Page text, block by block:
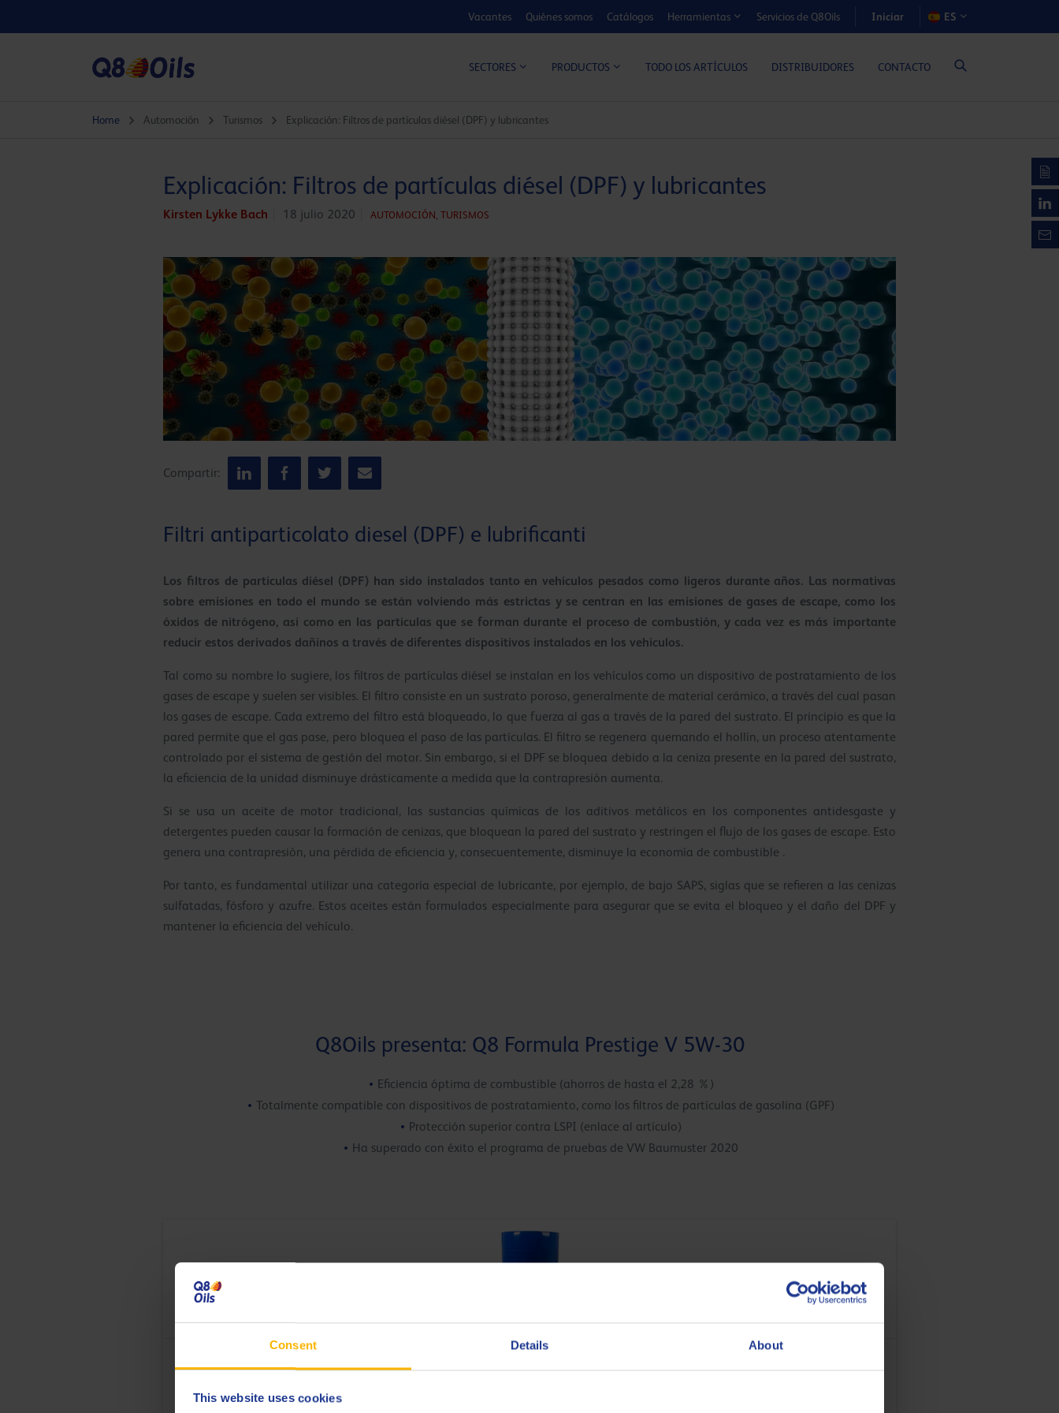
Consent Details About
This website uses cookies
Vacantes Quiénes somos Catálogos Herramientas Servicios de Q8Oils Iniciar ES
SECTORES PRODUCTOS TODO LOS ARTÍCULOS DISTRIBUIDORES CONTACTO
Home Automoción Turismos Explicación: Filtros de partículas diésel (DPF) y lubricantes
Explicación: Filtros de partículas diésel (DPF) y lubricantes
Kirsten Lykke Bach 18 julio 2020 AUTOMOCIÓN, TURISMOS
Compartir:
Filtri antiparticolato diesel (DPF) e lubrificanti
Los filtros de partículas diésel (DPF) han sido instalados tanto en vehículos pesados como ligeros durante años. Las normativas
sobre emisiones en todo el mundo se están volviendo más estrictas y se centran en las emisiones de gases de escape, como los
óxidos de nitrógeno, así como en las partículas que se forman durante el proceso de combustión, y cada vez es más importante
reducir estos derivados dañinos a través de diferentes dispositivos instalados en los vehículos.
Tal como su nombre lo sugiere, los filtros de partículas diésel se instalan en los vehículos como un dispositivo de postratamiento de los
gases de escape y suelen ser visibles. El filtro consiste en un sustrato poroso, generalmente de material cerámico, a través del cual pasan
los gases de escape. Cada extremo del filtro está bloqueado, lo que fuerza al gas a través de la pared del sustrato. El principio es que la
pared permite que el gas pase, pero bloquea el paso de las partículas. El filtro se regenera quemando el hollín, un proceso atentamente
controlado por el sistema de gestión del motor. Sin embargo, si el DPF se bloquea debido a la ceniza presente en la pared del sustrato,
la eficiencia de la unidad disminuye drásticamente a medida que la contrapresión aumenta.
Si se usa un aceite de motor tradicional, las sustancias químicas de los aditivos metálicos en los componentes antidesgaste y
detergentes pueden causar la formación de cenizas, que bloquean la pared del sustrato y restringen el flujo de los gases de escape. Esto
genera una contrapresión, una pérdida de eficiencia y, consecuentemente, disminuye la economía de combustible .
Por tanto, es fundamental utilizar una categoría especial de lubricante, por ejemplo, de bajo SAPS, siglas que se refieren a las cenizas
sulfatadas, fósforo y azufre. Estos aceites están formulados especialmente para asegurar que se evita el bloqueo y el daño del DPF y
mantener la eficiencia del vehículo.
Q8Oils presenta: Q8 Formula Prestige V 5W-30
Eficiencia óptima de combustible (ahorros de hasta el 2,28 %)
Totalmente compatible con dispositivos de postratamiento, como los filtros de partículas de gasolina (GPF)
Protección superior contra LSPI (enlace al artículo)
Ha superado con éxito el programa de pruebas de VW Baumuster 2020
Q8 Formula Prestige V 5W-30
Lubricante de motor Ultra High Performance Low SAPS , ACEA C3, API SP y VW 504.00/507.00 Baumuster